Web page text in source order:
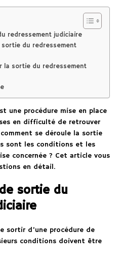
redressement judiciaire
sortie du redressement
la sortie du redressement
une procédure mise en place
en difficulté de retrouver
se déroule la sortie
sont les conditions et les
concernée ? Cet article vous
en détail.
sortie du
sortir d’une procédure de
conditions doivent être